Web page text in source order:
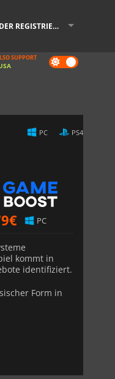
ANMELDEN ODER REGISTRIEREN
Dark
mode
SUPPORT
PC PS4
€ PC
kommt in
identifiziert.
Form in